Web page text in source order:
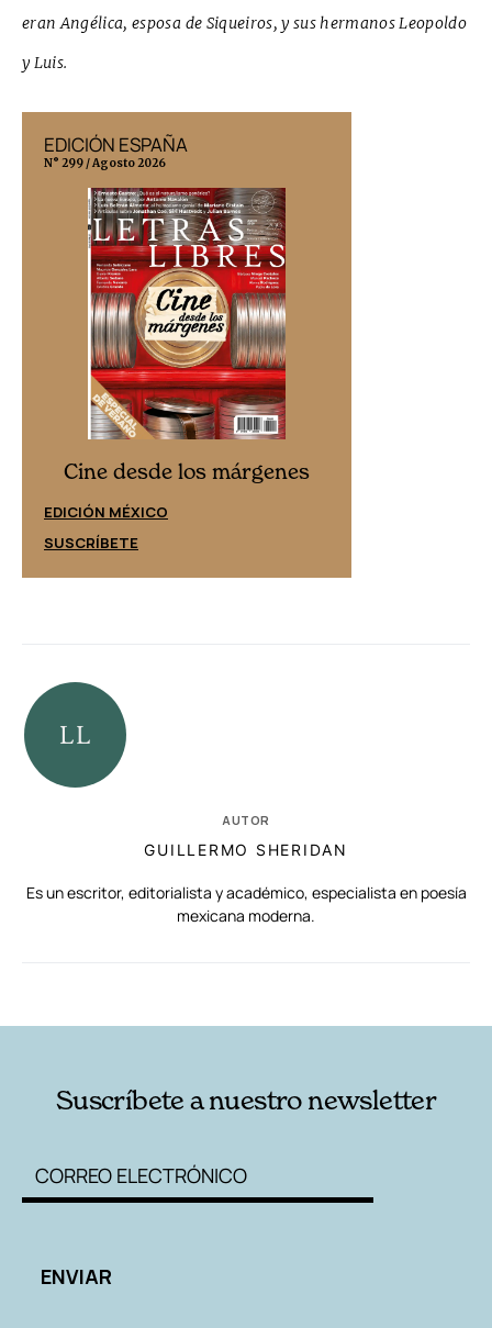
eran Angélica, esposa de Siqueiros, y sus hermanos Leopoldo
y Luis.
EDICIÓN ESPAÑA
N° 299 / Agosto 2026
Cine desde los márgenes
EDICIÓN MÉXICO
SUSCRÍBETE
AUTOR
GUILLERMO SHERIDAN
Es un escritor, editorialista y académico, especialista en poesía
mexicana moderna.
Suscríbete a nuestro newsletter